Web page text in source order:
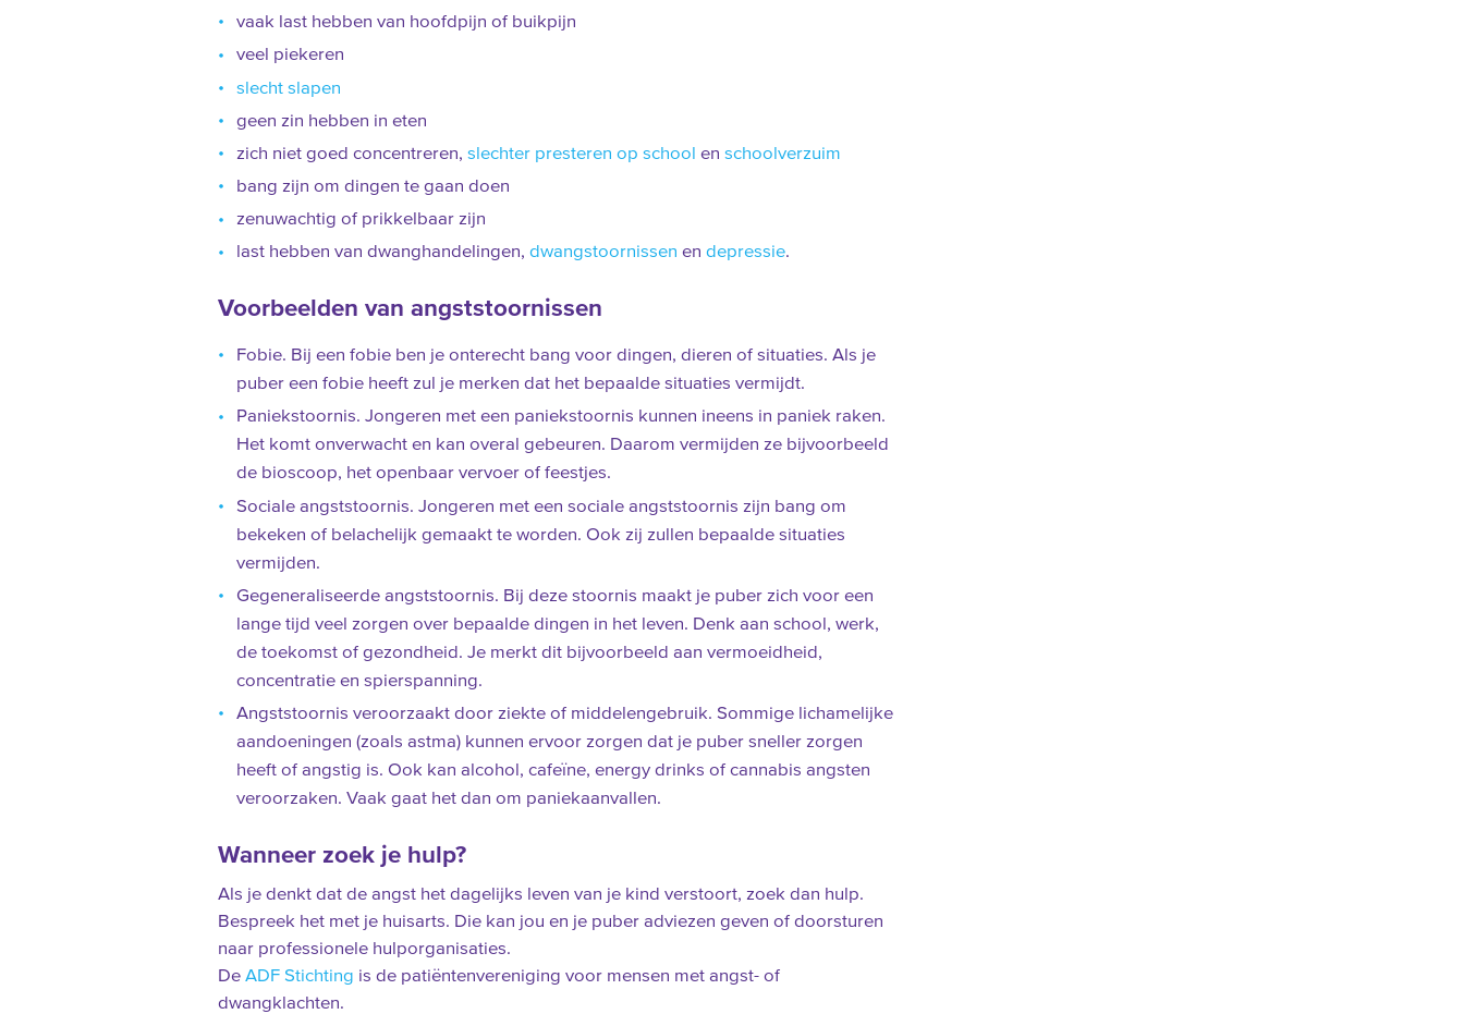
vaak last hebben van hoofdpijn of buikpijn
veel piekeren
slecht slapen
geen zin hebben in eten
zich niet goed concentreren, slechter presteren op school en schoolverzuim
bang zijn om dingen te gaan doen
zenuwachtig of prikkelbaar zijn
last hebben van dwanghandelingen, dwangstoornissen en depressie.
Voorbeelden van angststoornissen
Fobie. Bij een fobie ben je onterecht bang voor dingen, dieren of situaties. Als je
puber een fobie heeft zul je merken dat het bepaalde situaties vermijdt.
Paniekstoornis. Jongeren met een paniekstoornis kunnen ineens in paniek raken.
Het komt onverwacht en kan overal gebeuren. Daarom vermijden ze bijvoorbeeld
de bioscoop, het openbaar vervoer of feestjes.
Sociale angststoornis. Jongeren met een sociale angststoornis zijn bang om
bekeken of belachelijk gemaakt te worden. Ook zij zullen bepaalde situaties
vermijden.
Gegeneraliseerde angststoornis. Bij deze stoornis maakt je puber zich voor een
lange tijd veel zorgen over bepaalde dingen in het leven. Denk aan school, werk,
de toekomst of gezondheid. Je merkt dit bijvoorbeeld aan vermoeidheid,
concentratie en spierspanning.
Angststoornis veroorzaakt door ziekte of middelengebruik. Sommige lichamelijke
aandoeningen (zoals astma) kunnen ervoor zorgen dat je puber sneller zorgen
heeft of angstig is. Ook kan alcohol, cafeïne, energy drinks of cannabis angsten
veroorzaken. Vaak gaat het dan om paniekaanvallen.
Wanneer zoek je hulp?
Als je denkt dat de angst het dagelijks leven van je kind verstoort, zoek dan hulp.
Bespreek het met je huisarts. Die kan jou en je puber adviezen geven of doorsturen
naar professionele hulporganisaties.
De ADF Stichting is de patiëntenvereniging voor mensen met angst- of
dwangklachten.